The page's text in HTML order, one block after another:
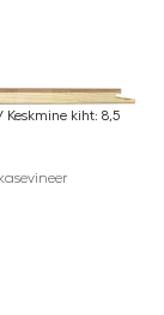
Keskmine kiht: 8,5